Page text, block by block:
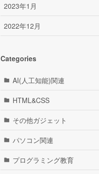
2023年1月
2022年12月
Categories
AI(人工知能)関連
HTML&CSS
その他ガジェット
パソコン関連
プログラミング教育